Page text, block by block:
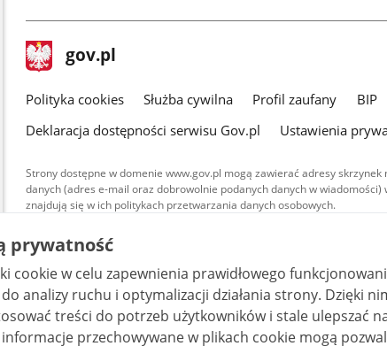
stopka
gov.pl Strona
gov.pl
gov.pl
Polityka cookies Służba cywilna Profil zaufany BIP
Deklaracja dostępności serwisu Gov.pl
Ustawienia
Strony dostępne w domenie www.gov.pl mogą zawierać adresy
danych (adres e-mail oraz dobrowolnie podanych danych w
znajdują się w ich politykach przetwarzania danych osobowych.
Treści tekstowe publikowane w serwisie (z wyłączeniem
udostępniane na licencji typu Creative Commons: uznanie
warunkach 4.0 (CC BY-SA 4.0). Materiały audiowizualne,
są udostępniane na licencji typu Creative Commons:
bez utworów zależnych 4.0 (CC BY-NC-ND 4.0), o ile nie
prywatność
cookie w celu zapewnienia prawidłowego
ruchu i optymalizacji działania strony. Dzięki nim
treści do potrzeb użytkowników i stale ulepszać